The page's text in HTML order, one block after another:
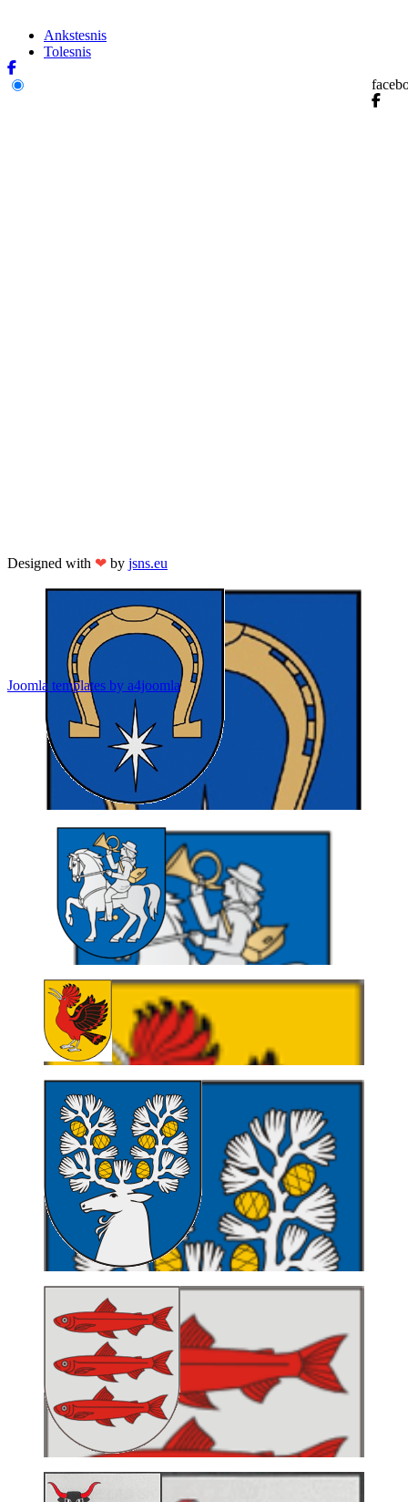
Ankstesnis
Tolesnis
Designed with ❤ by jsns.eu
Joomla templates by a4joomla